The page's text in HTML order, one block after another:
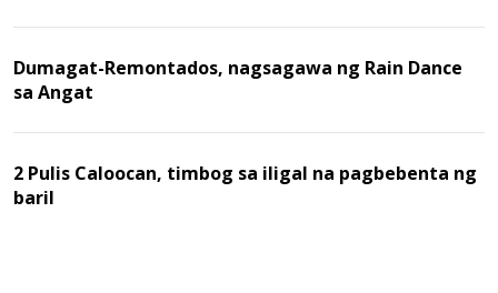
Dumagat-Remontados, nagsagawa ng Rain Dance
sa Angat
2 Pulis Caloocan, timbog sa iligal na pagbebenta ng
baril